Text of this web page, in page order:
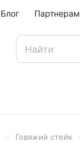
Блог Партнерам
Говяжий стейк